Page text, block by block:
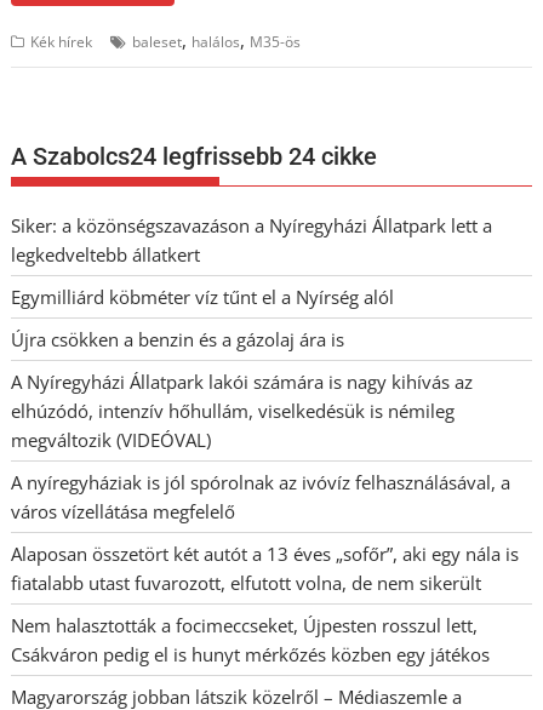
Kék hírek baleset, halálos, M35-ös
A Szabolcs24 legfrissebb 24 cikke
Siker: a közönségszavazáson a Nyíregyházi Állatpark lett a
legkedveltebb állatkert
Egymilliárd köbméter víz tűnt el a Nyírség alól
Újra csökken a benzin és a gázolaj ára is
A Nyíregyházi Állatpark lakói számára is nagy kihívás az
elhúzódó, intenzív hőhullám, viselkedésük is némileg
megváltozik (VIDEÓVAL)
A nyíregyháziak is jól spórolnak az ivóvíz felhasználásával, a
város vízellátása megfelelő
Alaposan összetört két autót a 13 éves „sofőr”, aki egy nála is
fiatalabb utast fuvarozott, elfutott volna, de nem sikerült
Nem halasztották a focimeccseket, Újpesten rosszul lett,
Csákváron pedig el is hunyt mérkőzés közben egy játékos
Magyarország jobban látszik közelről – Médiaszemle a